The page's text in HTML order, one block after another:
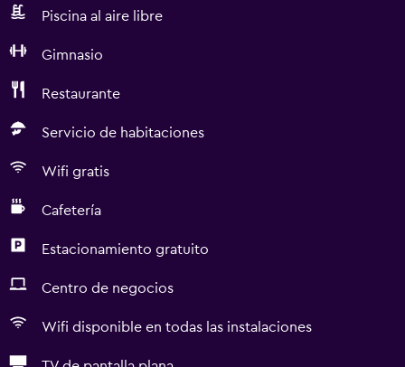
Piscina al aire libre
Gimnasio
Restaurante
Servicio de habitaciones
Wifi gratis
Cafetería
Estacionamiento gratuito
Centro de negocios
Wifi disponible en todas las instalaciones